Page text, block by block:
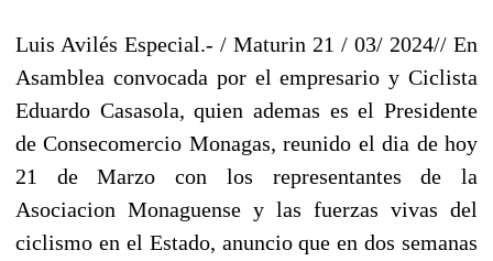
Luis Avilés Especial.- / Maturin 21 / 03/ 2024// En
Asamblea convocada por el empresario y Ciclista
Eduardo Casasola, quien ademas es el Presidente
de Consecomercio Monagas, reunido el dia de hoy
21 de Marzo con los representantes de la
Asociacion Monaguense y las fuerzas vivas del
ciclismo en el Estado, anuncio que en dos semanas